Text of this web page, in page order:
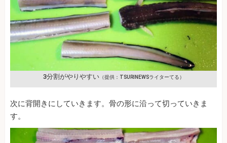
3分割がやりやすい（提供：TSURINEWSライターてる）
次に背開きにしていきます。骨の形に沿って切っていきま
す。